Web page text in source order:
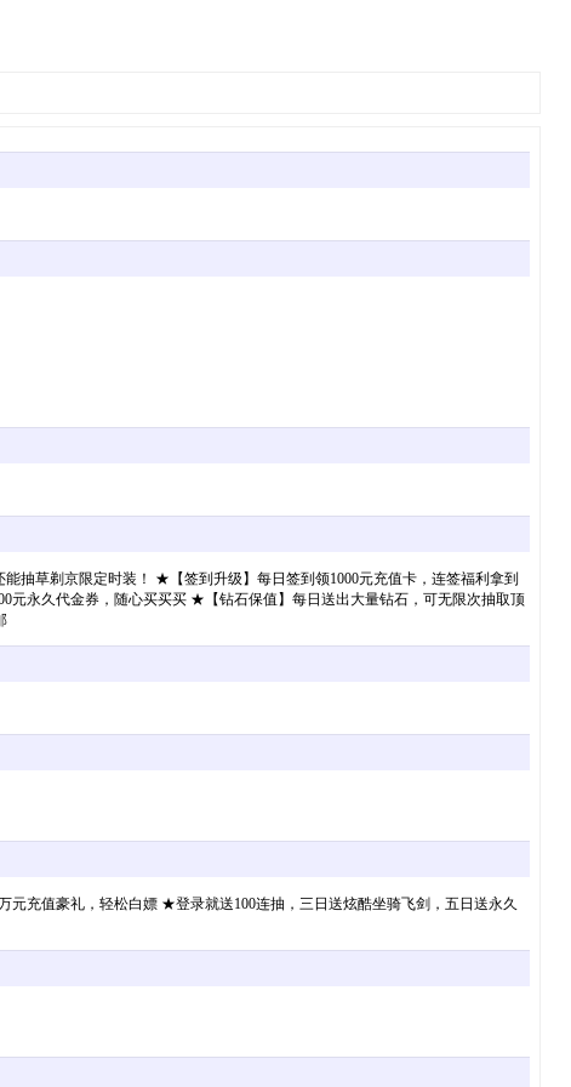
抽草剃京限定时装！ ★【签到升级】每日签到领1000元充值卡，连签福利拿到
永久代金券，随心买买买 ★【钻石保值】每日送出大量钻石，可无限次抽取顶
充值豪礼，轻松白嫖 ★登录就送100连抽，三日送炫酷坐骑飞剑，五日送永久